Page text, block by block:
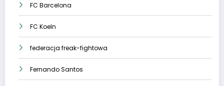
FC Barcelona
FC Koeln
federacja freak-fightowa
Fernando Santos